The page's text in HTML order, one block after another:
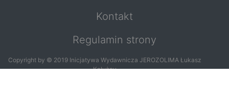
Kontakt
Regulamin strony
Copyright by © 2019 Inicjatywa Wydawnicza JEROZOLIMA Łukasz
Kałużny